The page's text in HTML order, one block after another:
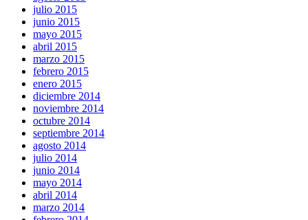
julio 2015
junio 2015
mayo 2015
abril 2015
marzo 2015
febrero 2015
enero 2015
diciembre 2014
noviembre 2014
octubre 2014
septiembre 2014
agosto 2014
julio 2014
junio 2014
mayo 2014
abril 2014
marzo 2014